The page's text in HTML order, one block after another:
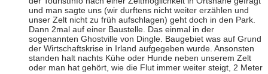
und man sagte uns (wir durftens nicht weiter erzählen und
unser Zelt nicht zu früh aufschlagen) geht doch in den Park.
Dann 2mal auf einer Baustelle. Das einmal in der
sogenannten Ghostville von Dingle. Baugebiet was auf Grund
der Wirtschaftskrise in Irland aufgegeben wurde. Ansonsten
standen halt nachts Kühe oder Hunde neben unserem Zelt
oder man hat gehört, wie die Flut immer weiter steigt, 2 Meter